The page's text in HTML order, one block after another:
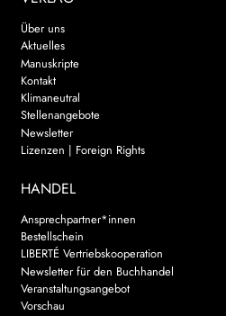
Über uns
Aktuelles
Manuskripte
Kontakt
Klimaneutral
Stellenangebote
Newsletter
Lizenzen | Foreign Rights
HANDEL
Ansprechpartner*innen
Bestellschein
LIBERTÉ Vertriebskooperation
Newsletter für den Buchhandel
Veranstaltungsangebot
Vorschau